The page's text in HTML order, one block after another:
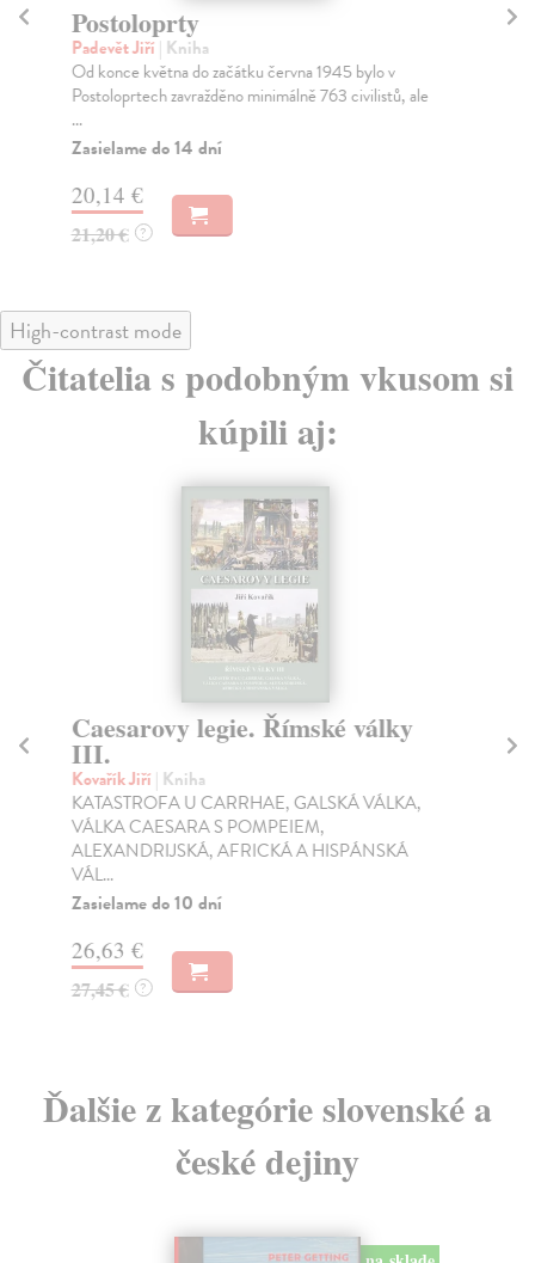
Postoloprty
Padevět Jiří | Kniha
Od konce května do začátku června 1945 bylo v
Postoloprtech zavražděno minimálně 763 civilistů, ale
...
Zasielame do 14 dní
20,14 €
21,20 € ?
High-contrast mode
Čitatelia s podobným vkusom si
kúpili aj:
Caesarovy legie. Římské války
III.
Kovařík Jiří | Kniha
KATASTROFA U CARRHAE, GALSKÁ VÁLKA,
VÁLKA CAESARA S POMPEIEM,
ALEXANDRIJSKÁ, AFRICKÁ A HISPÁNSKÁ
VÁL...
Zasielame do 10 dní
26,63 €
27,45 € ?
Ďalšie z kategórie slovenské a
české dejiny